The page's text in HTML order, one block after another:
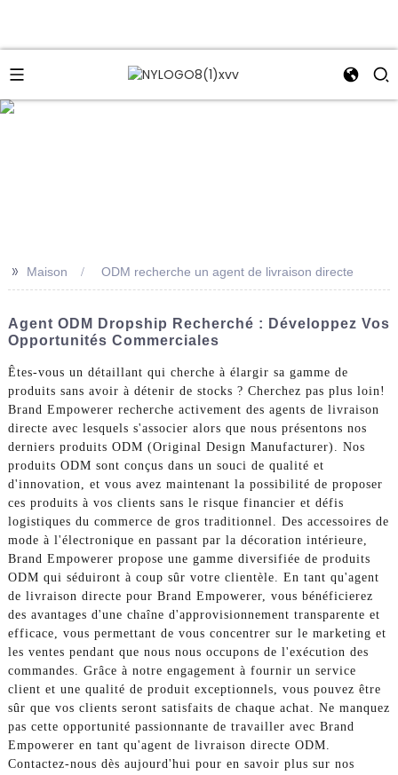
>> Maison ODM recherche un agent de livraison directe
Agent ODM Dropship Recherché : Développez Vos
Opportunités Commerciales
Êtes-vous un détaillant qui cherche à élargir sa gamme de
produits sans avoir à détenir de stocks ? Cherchez pas plus loin!
Brand Empowerer recherche activement des agents de livraison
directe avec lesquels s'associer alors que nous présentons nos
derniers produits ODM (Original Design Manufacturer). Nos
produits ODM sont conçus dans un souci de qualité et
d'innovation, et vous avez maintenant la possibilité de proposer
ces produits à vos clients sans le risque financier et défis
logistiques du commerce de gros traditionnel. Des accessoires de
mode à l'électronique en passant par la décoration intérieure,
Brand Empowerer propose une gamme diversifiée de produits
ODM qui séduiront à coup sûr votre clientèle. En tant qu'agent
de livraison directe pour Brand Empowerer, vous bénéficierez
des avantages d'une chaîne d'approvisionnement transparente et
efficace, vous permettant de vous concentrer sur le marketing et
les ventes pendant que nous nous occupons de l'exécution des
commandes. Grâce à notre engagement à fournir un service
client et une qualité de produit exceptionnels, vous pouvez être
sûr que vos clients seront satisfaits de chaque achat. Ne manquez
pas cette opportunité passionnante de travailler avec Brand
Empowerer en tant qu'agent de livraison directe ODM.
Contactez-nous dès aujourd'hui pour en savoir plus sur nos